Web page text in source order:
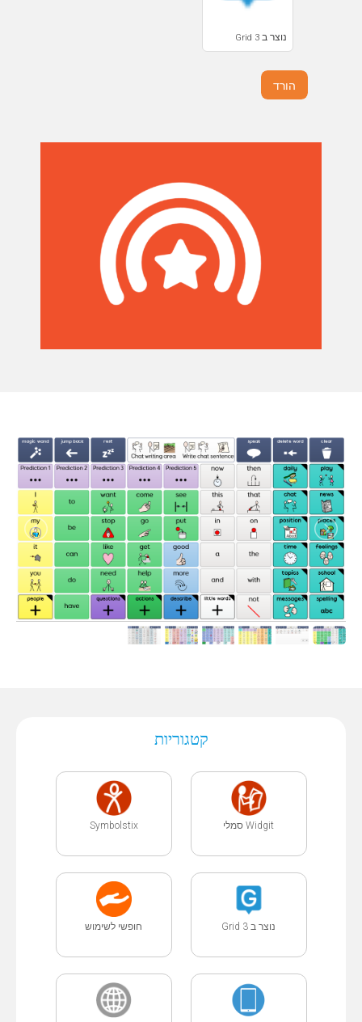
נוצר ב Grid 3
הורד
קטגוריות
Widgit סמלי Symbolstix
נוצר ב Grid 3 חופשי לשימוש